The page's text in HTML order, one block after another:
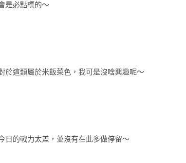
是必點標的～
於這類屬於米飯菜色，我可是沒啥興趣呢～
日的戰力太差，並沒有在此多做停留～